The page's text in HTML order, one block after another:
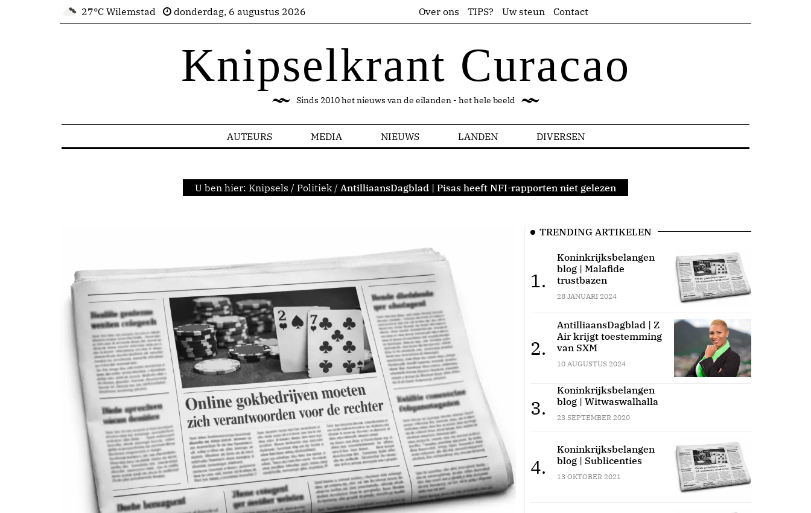
27°C Wilemstad donderdag, 6 augustus 2026 Over ons TIPS? Uw steun Contact
Knipselkrant Curacao
Sinds 2010 het nieuws van de eilanden - het hele beeld
AUTEURS MEDIA NIEUWS LANDEN DIVERSEN
U ben hier: Knipsels / Politiek / AntilliaansDagblad | Pisas heeft NFI-rapporten niet gelezen
TRENDING ARTIKELEN
1.
Koninkrijksbelangen
blog | Malafide
trustbazen
28 JANUARI 2024
2.
AntilliaansDagblad | Z
Air krijgt toestemming
van SXM
10 AUGUSTUS 2024
3.
Koninkrijksbelangen
blog | Witwaswalhalla
23 SEPTEMBER 2020
4.
Koninkrijksbelangen
blog | Sublicenties
13 OKTOBER 2021